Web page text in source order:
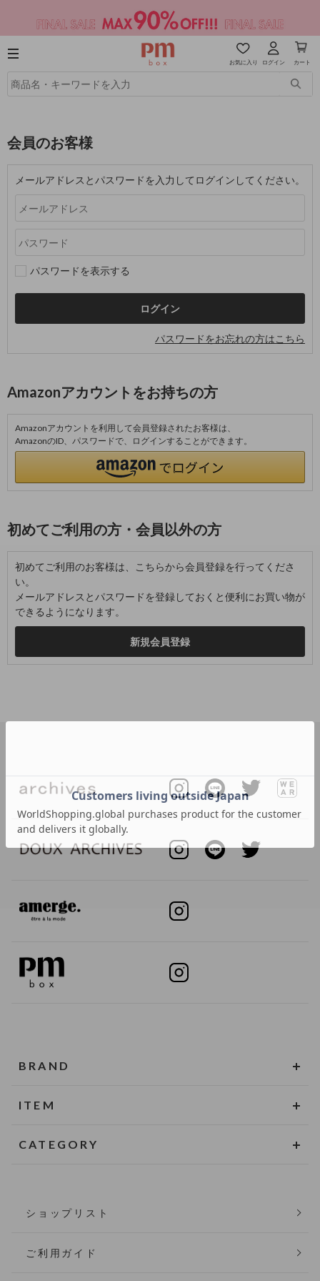
お気に入り ログイン カート
会員のお客様
メールアドレスとパスワードを入力してログインしてください。
パスワードを表示する
パスワードをお忘れの方はこちら
Amazonアカウントをお持ちの方
Amazonアカウントを利用して会員登録されたお客様は、
AmazonのID、パスワードで、ログインすることができます。
初めてご利用の方・会員以外の方
初めてご利用のお客様は、こちらから会員登録を行ってくださ
い。
メールアドレスとパスワードを登録しておくと便利にお買い物が
できるようになります。
BRAND
ITEM
CATEGORY
ショップリスト
ご利用ガイド